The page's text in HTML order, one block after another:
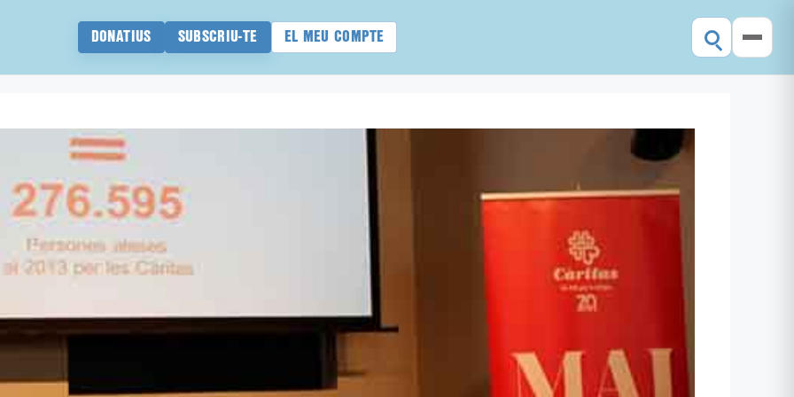
DONATIUS SUBSCRIU-TE EL MEU COMPTE